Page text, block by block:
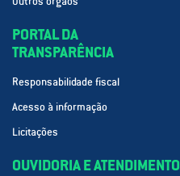
PORTAL DA
TRANSPARÊNCIA
Responsabilidade fiscal
Acesso à informação
Licitações
OUVIDORIA E ATENDIMENTO